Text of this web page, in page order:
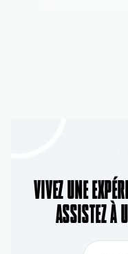
VIVEZ UNE
ASSISTEZ À